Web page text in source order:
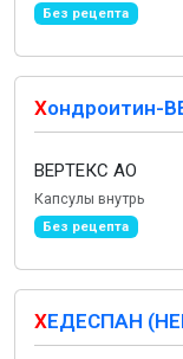
Без рецепта
Хондроитин-
ВЕРТЕКС АО
Капсулы внутрь
Без рецепта
ХЕДЕСПАН